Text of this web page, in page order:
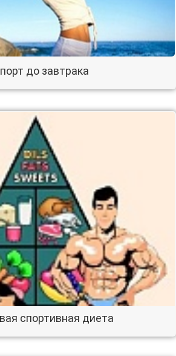
до завтрака
спортивная диета